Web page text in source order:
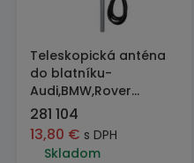
Teleskopická anténa
do blatníku-
Audi,BMW,Rover...
281 104
13,80 € s DPH
Skladom